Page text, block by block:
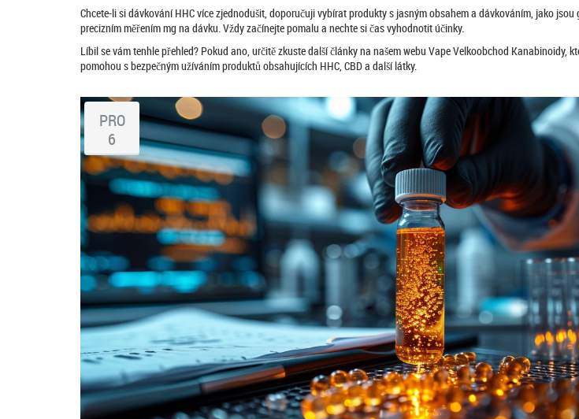
Chcete-li si dávkování HHC více zjednodušit, doporučuji vybírat produkty s jasným obsahem a dávkováním, jako
precizním měřením mg na dávku. Vždy začínejte pomalu a nechte si čas vyhodnotit účinky.
Líbil se vám tenhle přehled? Pokud ano, určitě zkuste další články na našem webu Vape Velkoobchod Kanabinoidy,
pomohou s bezpečným užíváním produktů obsahujících HHC, CBD a další látky.
PRO
6